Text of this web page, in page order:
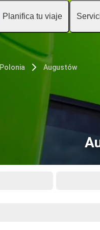
Planifica tu viaje
Polonia Augustów